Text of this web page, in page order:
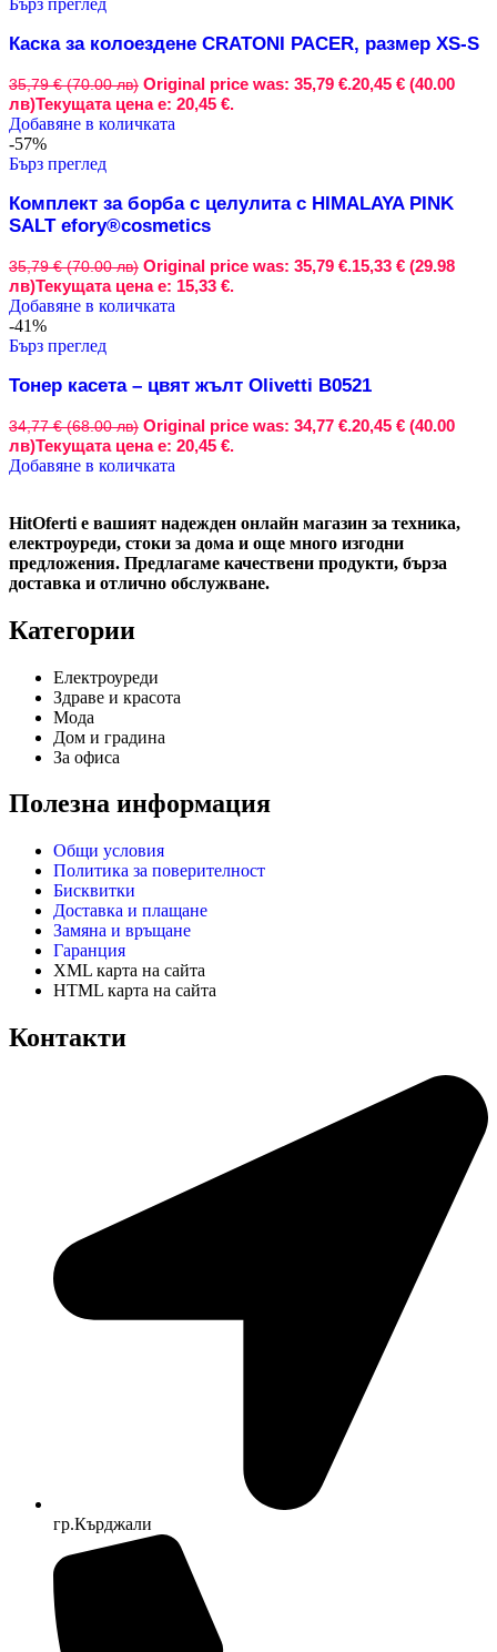
Каска за колоездене CRATONI PACER, размер XS-S
35,79 € (70.00 лв) Original price was: 35,79 €.20,45 € (40.00
лв)Текущата цена е: 20,45 €.
Добавяне в количката
-57%
Бърз преглед
Комплект за борба с целулита с HIMALAYA PINK
SALT efory®cosmetics
35,79 € (70.00 лв) Original price was: 35,79 €.15,33 € (29.98
лв)Текущата цена е: 15,33 €.
Добавяне в количката
-41%
Бърз преглед
Тонер касета – цвят жълт Olivetti B0521
34,77 € (68.00 лв) Original price was: 34,77 €.20,45 € (40.00
лв)Текущата цена е: 20,45 €.
Добавяне в количката
HitOferti е вашият надежден онлайн магазин за техника,
електроуреди, стоки за дома и още много изгодни
предложения. Предлагаме качествени продукти, бърза
доставка и отлично обслужване.
Категории
Електроуреди
Здраве и красота
Мода
Дом и градина
За офиса
Полезна информация
Общи условия
Политика за поверителност
Бисквитки
Доставка и плащане
Замяна и връщане
Гаранция
XML карта на сайта
HTML карта на сайта
Контакти
гр.Кърджали